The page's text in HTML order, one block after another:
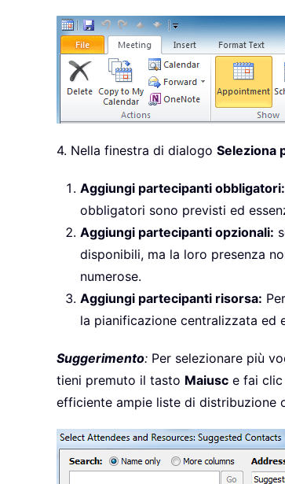
4. Nella finestra di dialogo Seleziona
Aggiungi partecipanti obbligatori:
obbligatori sono previsti ed
Aggiungi partecipanti opzionali:
disponibili, ma la loro presenza
numerose.
Aggiungi partecipanti risorsa:
la pianificazione centralizzata ed
Suggerimento: Per selezionare più
tieni premuto il tasto Maiusc e fai clic
efficiente ampie liste di distribuzione